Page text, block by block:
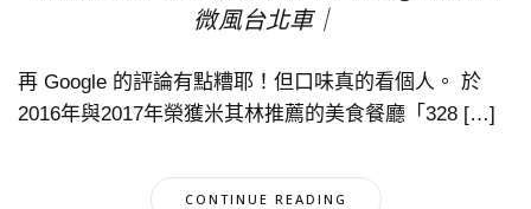
微風台北車｜
再 Google 的評論有點糟耶！但口味真的看個人。 於
2016年與2017年榮獲米其林推薦的美食餐廳「328 […]
CONTINUE READING